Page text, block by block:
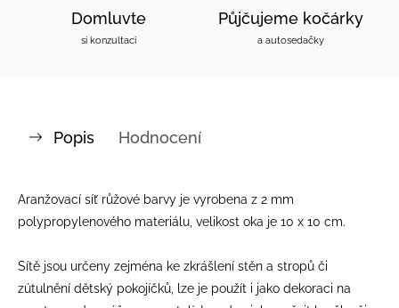
Domluvte
si konzultaci
Půjčujeme kočárky
a autosedačky
Popis Hodnocení
Aranžovací síť růžové barvy je vyrobena z 2 mm
polypropylenového materiálu, velikost oka je 10 x 10 cm.
Sítě jsou určeny zejména ke zkrášlení stěn a stropů či
zútulnění dětský pokojíčků, lze je použít i jako dekoraci na